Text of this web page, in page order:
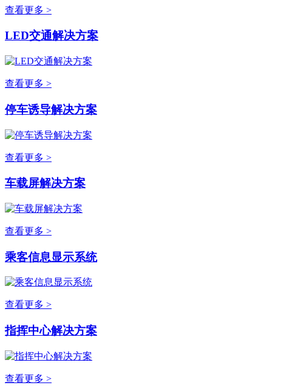
查看更多 >
LED交通解决方案
查看更多 >
停车诱导解决方案
查看更多 >
车载屏解决方案
查看更多 >
乘客信息显示系统
查看更多 >
指挥中心解决方案
查看更多 >